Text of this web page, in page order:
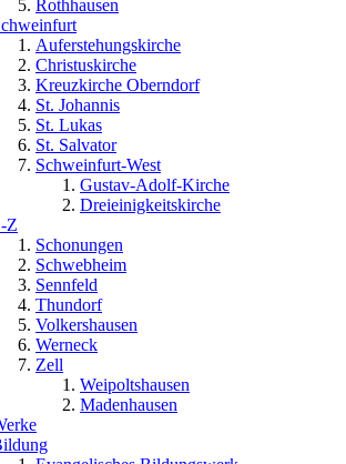
Rothhausen
Auferstehungskirche
Christuskirche
Kreuzkirche Oberndorf
St. Johannis
St. Lukas
St. Salvator
Schweinfurt-West
Gustav-Adolf-Kirche
Dreieinigkeitskirche
Z
Schonungen
Schwebheim
Sennfeld
Thundorf
Volkershausen
Werneck
Zell
Weipoltshausen
Madenhausen